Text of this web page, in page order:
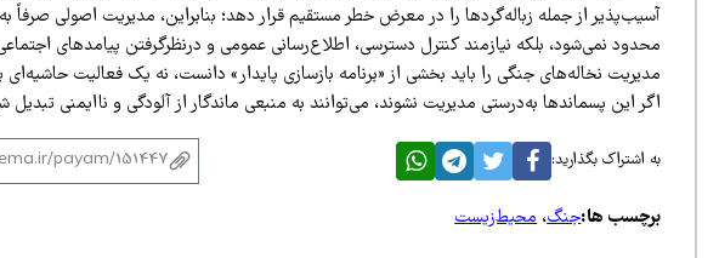
آسیب‌پذیر از جمله زباله‌گردها را در معرض خطر مستقیم قرار دهد؛ بنابراین، مدیریت اصولی صرفاً
محدود نمی‌شود، بلکه نیازمند کنترل دسترسی، اطلاع‌رسانی عمومی و درنظرگرفتن پیامدهای
مدیریت نخاله‌های جنگی را باید بخشی از «برنامه بازسازی پایدار» دانست، نه یک فعالیت
اگر این پسماندها به‌درستی مدیریت نشوند، می‌توانند به منبعی ماندگار از آلودگی و ناایمنی تبدیل
به اشتراک بگذارید:
برچسب ها:جنگ،محیط‌زیست